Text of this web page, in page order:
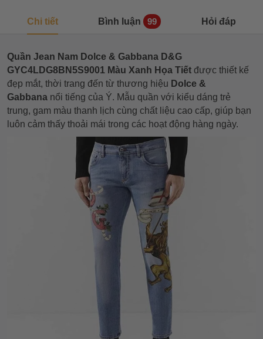
Chi tiết Bình luận 99 Hỏi đáp
Quần Jean Nam Dolce & Gabbana D&G
GYC4LDG8BN5S9001 Màu Xanh Họa Tiết được thiết kế
đẹp mắt, thời trang đến từ thương hiệu Dolce &
Gabbana nổi tiếng của Ý. Mẫu quần với kiểu dáng trẻ
trung, gam màu thanh lịch cùng chất liệu cao cấp, giúp bạn
luôn cảm thấy thoải mái trong các hoạt động hàng ngày.